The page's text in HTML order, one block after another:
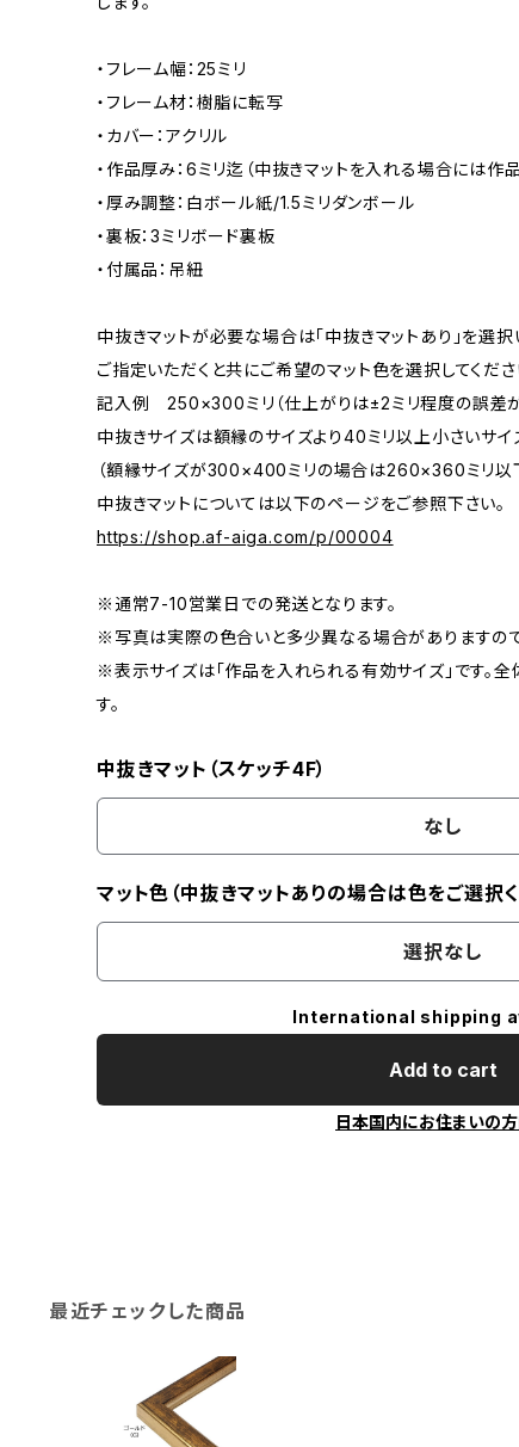
・フレーム幅：25ミリ
・フレーム材：樹脂に転写
・カバー：アクリル
・作品厚み：6ミリ迄（中抜きマットを入れる場合には作
・厚み調整：白ボール紙/1.5ミリダンボール
・裏板：3ミリボード裏板
・付属品：吊紐
中抜きマットが必要な場合は「中抜きマットあり」を選
ご指定いただくと共にご希望のマット色を選択してくださ
記入例 250×300ミリ（仕上がりは±2ミリ程度の誤差が
中抜きサイズは額縁のサイズより40ミリ以上小さいサイ
（額縁サイズが300×400ミリの場合は260×360ミリ以
中抜きマットについては以下のページをご参照下さい。
https://shop.af-aiga.com/p/00004
※通常7-10営業日での発送となります。
※写真は実際の色合いと多少異なる場合がありますので
※表示サイズは「作品を入れられる有効サイズ」です。
す。
中抜きマット（スケッチ4F）
なし
マット色（中抜きマットありの場合は色をご選択く
選択なし
International shipping
Add to cart
日本国内にお住まいの
最近チェックした商品